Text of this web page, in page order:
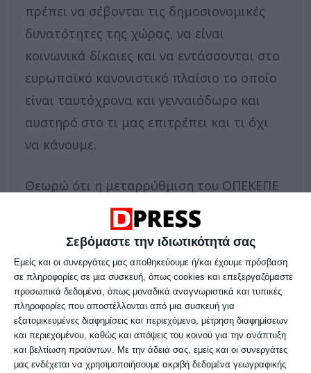
Σεβόμαστε την ιδιωτικότητά σας
Εμείς και οι συνεργάτες μας αποθηκεύουμε ή/και έχουμε πρόσβαση
σε πληροφορίες σε μια συσκευή, όπως cookies και επεξεργαζόμαστε
προσωπικά δεδομένα, όπως μοναδικά αναγνωριστικά και τυπικές
πληροφορίες που αποστέλλονται από μια συσκευή για
εξατομικευμένες διαφημίσεις και περιεχόμενο, μέτρηση διαφημίσεων
και περιεχομένου, καθώς και απόψεις του κοινού για την ανάπτυξη
και βελτίωση προϊόντων. Με την άδειά σας, εμείς και οι συνεργάτες
μας ενδέχεται να χρησιμοποιήσουμε ακριβή δεδομένα γεωγραφικής
πρέπει να σέβονται τις δημοσιονομικές
δυνατότητες της χώρας, να είναι
κοινωνικά δίκαιες και να εντάσσονται στο
ευρωπαϊκό κανονιστικό πλαίσιο το οποίο
είναι ταυτόχρονα και γενναιόδωρο και
αυστηρό στο τι μας επιτρέπει και τι όχι
να κάνουμε.
Θεωρώ ότι η μεταρρύθμιση του ΟΠΕΚΕΠΕ
και η μετάπτωσή του στη ΑΑΔΕ είναι το
πρώτο αναγκαίο άλλα όχι ικανό βήμα για
τον εκσυγχρονισμό του αγροτικού τομέα
και το υπουργείο αγροτικής ανάπτυξης να
υπηρετήσει τον πραγματικό του τίτλο και
να μην είναι μόνο υπουργείο επιδοτήσεων
και αποζημιώσεων όπως δυστυχώς
υπήρξε και επί δικών μας ημερών. Η χώρα